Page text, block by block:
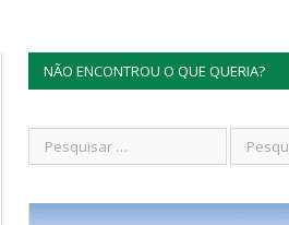
NÃO ENCONTROU O QUE QUERIA?